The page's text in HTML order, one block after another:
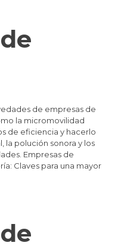
de empresas de
la micromovilidad
de eficiencia y hacerlo
polución sonora y los
Empresas de
Claves para una mayor